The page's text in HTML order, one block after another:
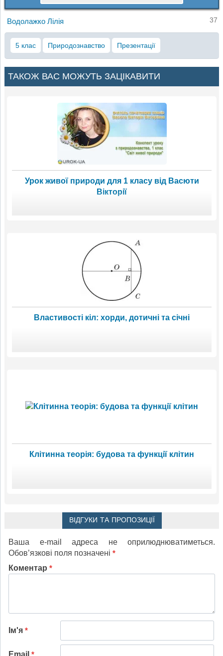
Водолажко Лілія 37
5 клас Природознавство Презентації
ТАКОЖ ВАС МОЖУТЬ ЗАЦІКАВИТИ
Урок живої природи для 1 класу від Васюти
Вікторії
Властивості кіл: хорди, дотичні та січні
Клітинна теорія: будова та функції клітин
ВІДГУКИ ТА ПРОПОЗИЦІЇ
Ваша e-mail адреса не оприлюднюватиметься.
Обов’язкові поля позначені *
Коментар *
Ім'я *
Email *